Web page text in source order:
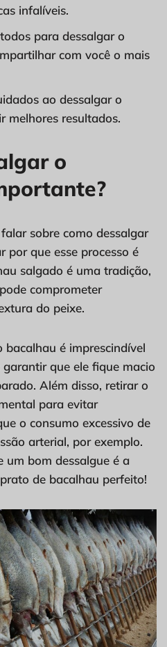
infalíveis.
para dessalgar o
com você o mais
ao dessalgar o
melhores resultados.
o
sobre como dessalgar
por que esse processo é
salgado é uma tradição,
comprometer
do peixe.
bacalhau é imprescindível
que ele fique macio
Além disso, retirar o
para evitar
o consumo excessivo de
arterial, por exemplo.
um bom dessalgue é a
de bacalhau perfeito!